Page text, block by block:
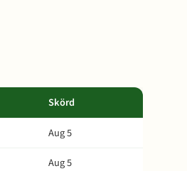
Skörd
Aug 5
Aug 5